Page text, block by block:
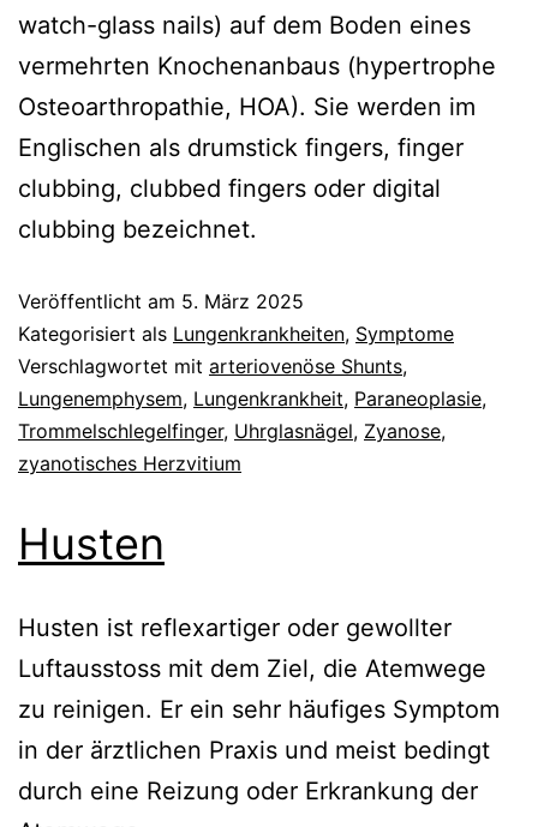
watch-glass nails) auf dem Boden eines
vermehrten Knochenanbaus (hypertrophe
Osteoarthropathie, HOA). Sie werden im
Englischen als drumstick fingers, finger
clubbing, clubbed fingers oder digital
clubbing bezeichnet.
Veröffentlicht am 5. März 2025
Kategorisiert als Lungenkrankheiten, Symptome
Verschlagwortet mit arteriovenöse Shunts,
Lungenemphysem, Lungenkrankheit, Paraneoplasie,
Trommelschlegelfinger, Uhrglasnägel, Zyanose,
zyanotisches Herzvitium
Husten
Husten ist reflexartiger oder gewollter
Luftausstoss mit dem Ziel, die Atemwege
zu reinigen. Er ein sehr häufiges Symptom
in der ärztlichen Praxis und meist bedingt
durch eine Reizung oder Erkrankung der